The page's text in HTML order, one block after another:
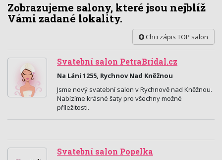
Zobrazujeme salony, které jsou nejblíž
Vámi zadané lokality.
Chci zápis TOP salon
Svatební salon PetraBridal.cz
Na Láni 1255, Rychnov Nad Kněžnou
Jsme nový svatební salon v Rychnově nad Kněžnou.
Nabízíme krásné šaty pro všechny možné
příležitosti.
Svatební salon Popelka